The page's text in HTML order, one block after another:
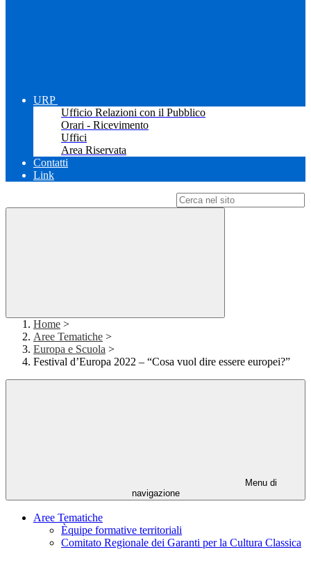
URP
Ufficio Relazioni con il Pubblico
Orari - Ricevimento
Uffici
Area Riservata
Contatti
Link
Home >
Aree Tematiche >
Europa e Scuola >
Festival d’Europa 2022 – “Cosa vuol dire essere europei?”
Menu di
navigazione
Aree Tematiche
Èquipe formative territoriali
Comitato Regionale dei Garanti per la Cultura Classica